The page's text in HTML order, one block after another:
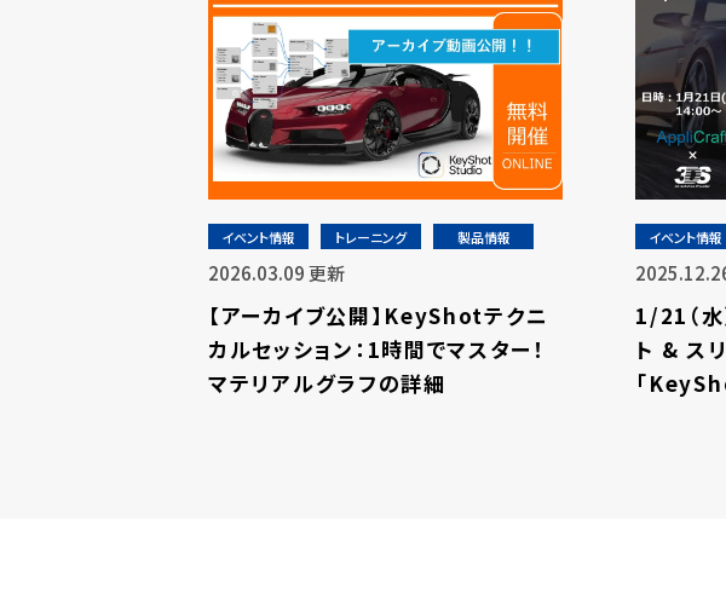
イベント情報 トレーニング 製品情報
2026.03.09 更新
【アーカイブ公開】KeyShotテクニ
カルセッション：1時間でマスター！
マテリアルグラフの詳細
イベント情報
1/21（
ト & ス
「